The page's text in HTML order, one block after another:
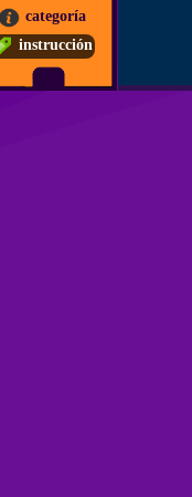
categoría
instrucción